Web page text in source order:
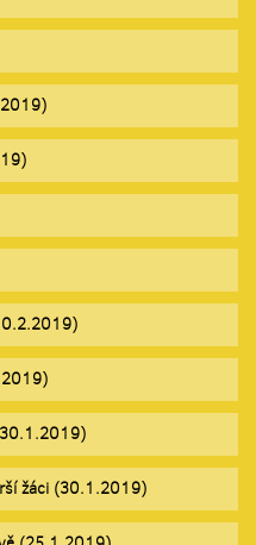
žáci (30.1.2019)